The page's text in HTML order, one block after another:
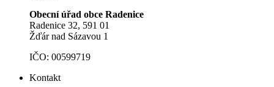
Obecní úřad obce Radenice
Radenice 32, 591 01
Žďár nad Sázavou 1
IČO: 00599719
Kontakt